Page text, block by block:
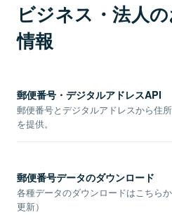
ビジネス・法人
情報
郵便番号・デジタルアドレスAPI
郵便番号とデジタルアドレスから住
を提供。
郵便番号データのダウンロード
各種データのダウンロードはこちら
更新）